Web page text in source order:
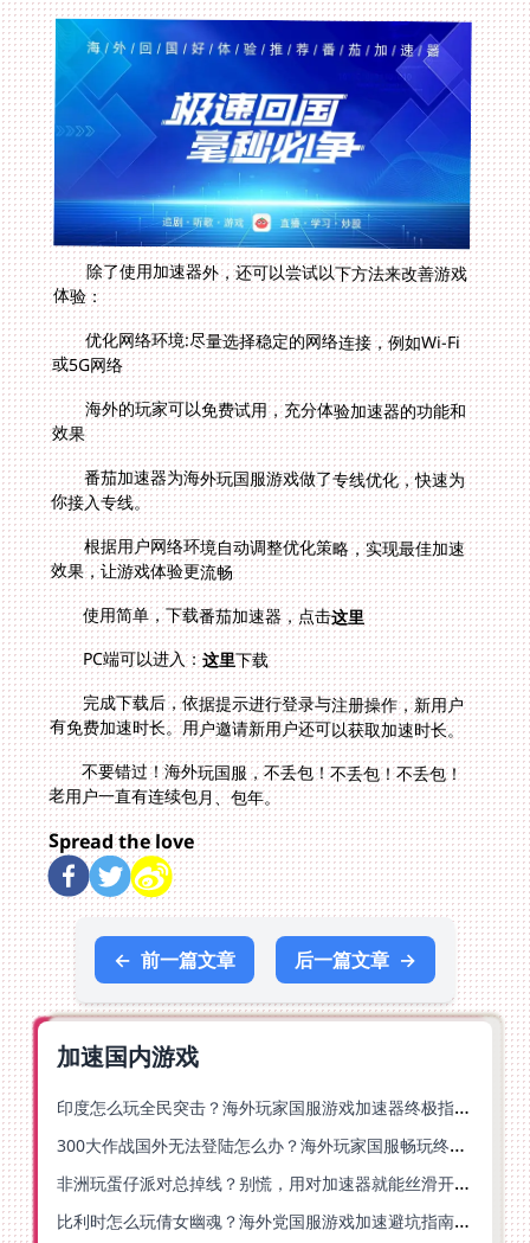
除了使用加速器外，还可以尝试以下方法来改善游戏
体验：
优化网络环境:尽量选择稳定的网络连接，例如Wi-Fi
或5G网络
海外的玩家可以免费试用，充分体验加速器的功能和
效果
番茄加速器为海外玩国服游戏做了专线优化，快速为
你接入专线。
根据用户网络环境自动调整优化策略，实现最佳加速
效果，让游戏体验更流畅
使用简单，下载番茄加速器，点击这里
PC端可以进入：这里下载
完成下载后，依据提示进行登录与注册操作，新用户
有免费加速时长。用户邀请新用户还可以获取加速时长。
不要错过！海外玩国服，不丢包！不丢包！不丢包！
老用户一直有连续包月、包年。
Spread the love
← 前一篇文章 后一篇文章 →
加速国内游戏
印度怎么玩全民突击？海外玩家国服游戏加速器终极指南（附原神延迟优化+精灵之境加速器选择）
300大作战国外无法登陆怎么办？海外玩家国服畅玩终极指南（附实测推荐）
非洲玩蛋仔派对总掉线？别慌，用对加速器就能丝滑开跑！
比利时怎么玩倩女幽魂？海外党国服游戏加速避坑指南（附实测推荐）